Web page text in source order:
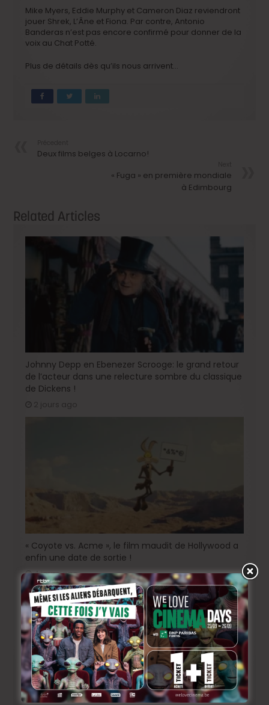
Mike Myers, Eddie Murphy et Cameron Diaz reviendront
jouer Shrek, L’Âne et Fiona. Par contre, Antonio
Banderas n’est pas encore confirmé pour donner de la
voix au Chat Potté.
Plus de détails dès qu’ils nous arrivent…
Deux films belges à Locarno!
« Fuga » en première mondiale
à Edimbourg
Related Articles
Johnny Depp en Ebenezer Scrooge: le grand retour
de l’acteur dans une relecture sombre du classique
de Dickens !
2 jours ago
« Coyote vs. Acme », le film maudit de Hollywood a
enfin une date de sortie !
4 jours ago